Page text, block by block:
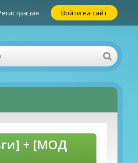
Войти на сайт
+ [МОД